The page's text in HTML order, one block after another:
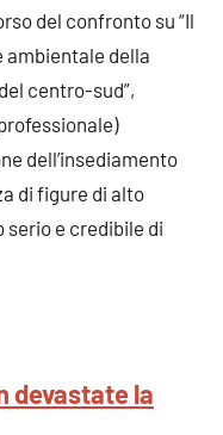
del confronto su “Il
ambientale della
centro-sud”,
dell’insediamento
di figure di alto
serio e credibile di
devastate la